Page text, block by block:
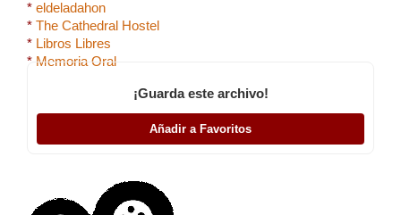
* eldeladahon
* The Cathedral Hostel
* Libros Libres
* Memoria Oral
¡Guarda este archivo!
Añadir a Favoritos